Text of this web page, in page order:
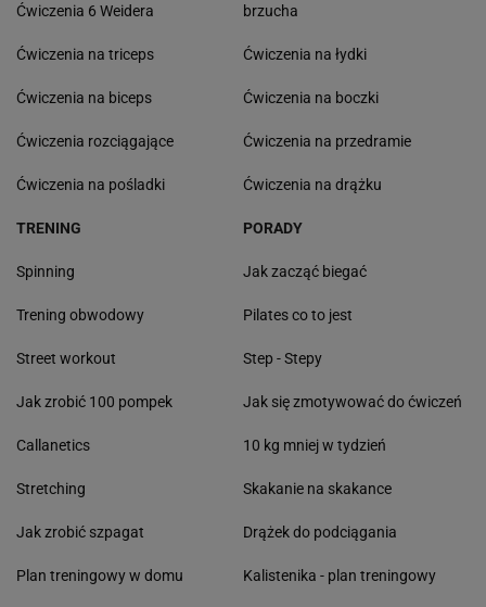
Ćwiczenia 6 Weidera
Ćwiczenia na triceps
Ćwiczenia na biceps
Ćwiczenia rozciągające
Ćwiczenia na pośladki
brzucha
Ćwiczenia na łydki
Ćwiczenia na boczki
Ćwiczenia na przedramie
Ćwiczenia na drążku
TRENING
Spinning
Trening obwodowy
Street workout
Jak zrobić 100 pompek
Callanetics
Stretching
Jak zrobić szpagat
Plan treningowy w domu
PORADY
Jak zacząć biegać
Pilates co to jest
Step - Stepy
Jak się zmotywować do ćwiczeń
10 kg mniej w tydzień
Skakanie na skakance
Drążek do podciągania
Kalistenika - plan treningowy